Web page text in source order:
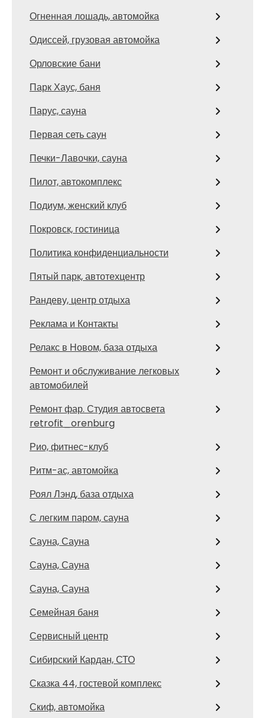
Огненная лошадь, автомойка
Одиссей, грузовая автомойка
Орловские бани
Парк Хаус, баня
Парус, сауна
Первая сеть саун
Печки-Лавочки, сауна
Пилот, автокомплекс
Подиум, женский клуб
Покровск, гостиница
Политика конфиденциальности
Пятый парк, автотехцентр
Рандеву, центр отдыха
Реклама и Контакты
Релакс в Новом, база отдыха
Ремонт и обслуживание легковых
автомобилей
Ремонт фар. Студия автосвета
retrofit_orenburg
Рио, фитнес-клуб
Ритм-ас, автомойка
Роял Лэнд, база отдыха
С легким паром, сауна
Сауна, Сауна
Сауна, Сауна
Сауна, Сауна
Семейная баня
Сервисный центр
Сибирский Кардан, СТО
Сказка 44, гостевой комплекс
Скиф, автомойка